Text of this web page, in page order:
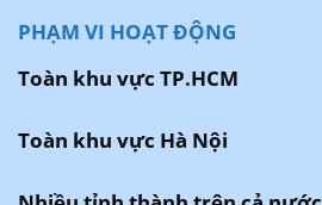
PHẠM VI HOẠT ĐỘNG
Toàn khu vực TP.HCM
Toàn khu vực Hà Nội